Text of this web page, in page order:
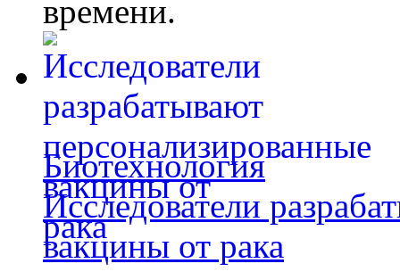
времени.
Биотехнология
Исследователи
вакцины от рака